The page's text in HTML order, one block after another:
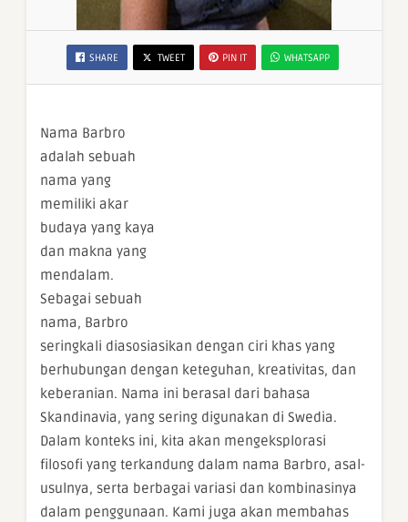
SHARE TWEET PIN IT WHATSAPP
Nama Barbro
adalah sebuah
nama yang
memiliki akar
budaya yang kaya
dan makna yang
mendalam.
Sebagai sebuah
nama, Barbro
seringkali diasosiasikan dengan ciri khas yang
berhubungan dengan keteguhan, kreativitas, dan
keberanian. Nama ini berasal dari bahasa
Skandinavia, yang sering digunakan di Swedia.
Dalam konteks ini, kita akan mengeksplorasi
filosofi yang terkandung dalam nama Barbro, asal-
usulnya, serta berbagai variasi dan kombinasinya
dalam penggunaan. Kami juga akan membahas